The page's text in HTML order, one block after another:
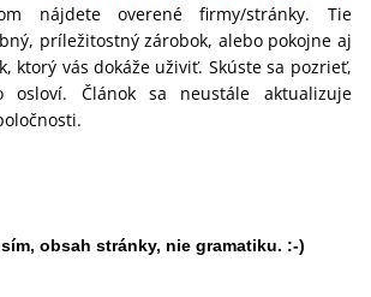
nájdete overené firmy/stránky. Tie
príležitostný zárobok, alebo pokojne aj
ktorý vás dokáže uživiť. Skúste sa pozrieť,
osloví. Článok sa neustále aktualizuje
obsah stránky, nie gramatiku. :-)